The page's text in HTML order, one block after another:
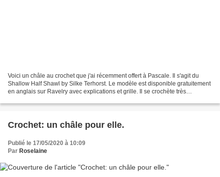
Voici un châle au crochet que j'ai récemment offert à Pascale. Il s'agit du
Shallow Half Shawl by Silke Terhorst. Le modèle est disponible gratuitement
en anglais sur Ravelry avec explications et grille. Il se crochète très
Crochet: un châle pour elle.
Publié le 17/05/2020 à 10:09
Par Roselaine